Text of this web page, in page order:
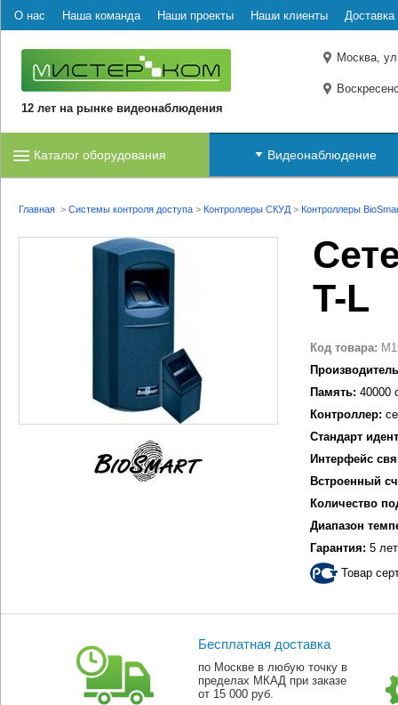
О нас Наша команда Наши проекты Наши клиенты Доставка
12 лет на рынке видеонаблюдения
Москва,
Каталог оборудования Видеонаблюдение
Главная > Системы контроля доступа > Контроллеры СКУД > Контроллеры
T-L
Код товара:
Память: 40000
Контроллер:
Стандарт
Интерфейс
Встроенный
Количество
Диапазон
Гарантия: 5 лет
Товар
Бесплатная доставка
по Москве в любую точку в
пределах МКАД при заказе
от 15 000 руб.